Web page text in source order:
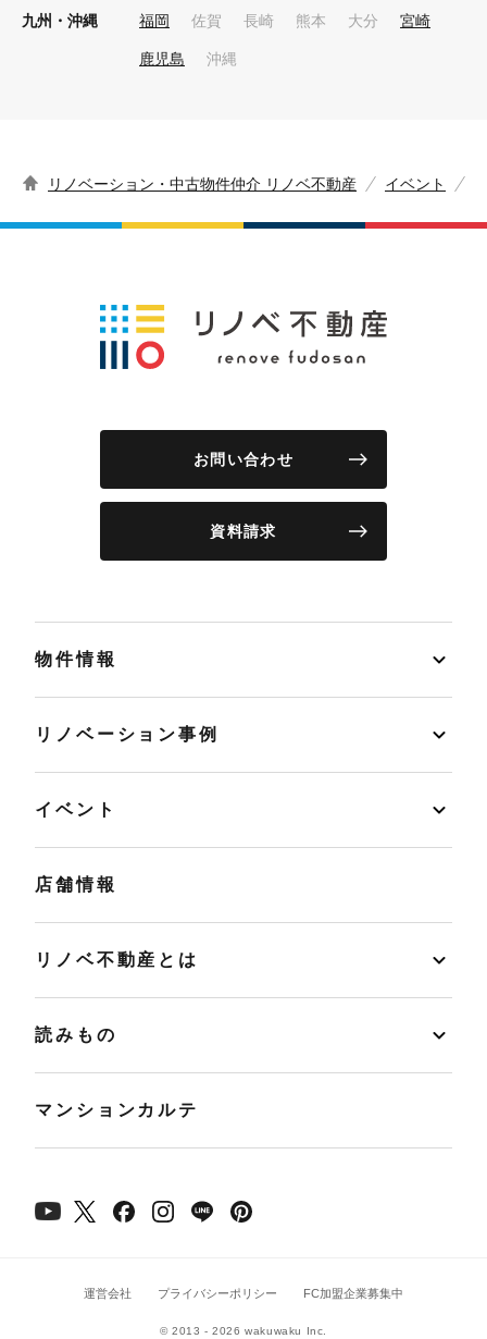
九州・沖縄 福岡 佐賀 長崎 熊本 大分 宮崎
鹿児島 沖縄
リノベーション・中古物件仲介 リノベ不動産 イベント
お問い合わせ
資料請求
物件情報
リノベーション事例
イベント
店舗情報
リノベ不動産とは
読みもの
マンションカルテ
© 2013 - 2026 wakuwaku Inc.
運営会社 プライバシーポリシー FC加盟企業募集中